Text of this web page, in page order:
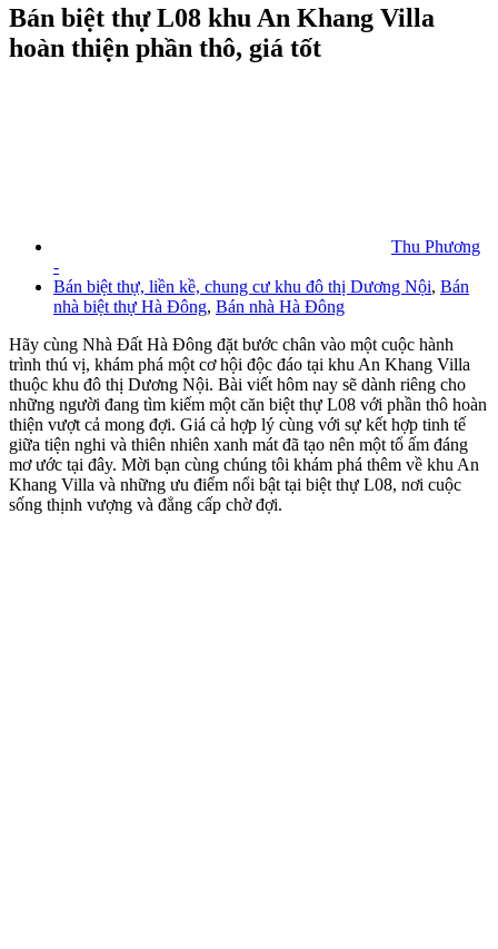
Bán biệt thự L08 khu An Khang Villa
hoàn thiện phần thô, giá tốt
Thu Phương
-
Bán biệt thự, liền kề, chung cư khu đô thị Dương Nội, Bán
nhà biệt thự Hà Đông, Bán nhà Hà Đông
Hãy cùng Nhà Đất Hà Đông đặt bước chân vào một cuộc hành
trình thú vị, khám phá một cơ hội độc đáo tại khu An Khang Villa
thuộc khu đô thị Dương Nội. Bài viết hôm nay sẽ dành riêng cho
những người đang tìm kiếm một căn biệt thự L08 với phần thô hoàn
thiện vượt cả mong đợi. Giá cả hợp lý cùng với sự kết hợp tinh tế
giữa tiện nghi và thiên nhiên xanh mát đã tạo nên một tổ ấm đáng
mơ ước tại đây. Mời bạn cùng chúng tôi khám phá thêm về khu An
Khang Villa và những ưu điểm nổi bật tại biệt thự L08, nơi cuộc
sống thịnh vượng và đẳng cấp chờ đợi.